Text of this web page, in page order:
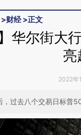
>财经>正文
华尔街大
亮
2022年
，过去八个交易日标普